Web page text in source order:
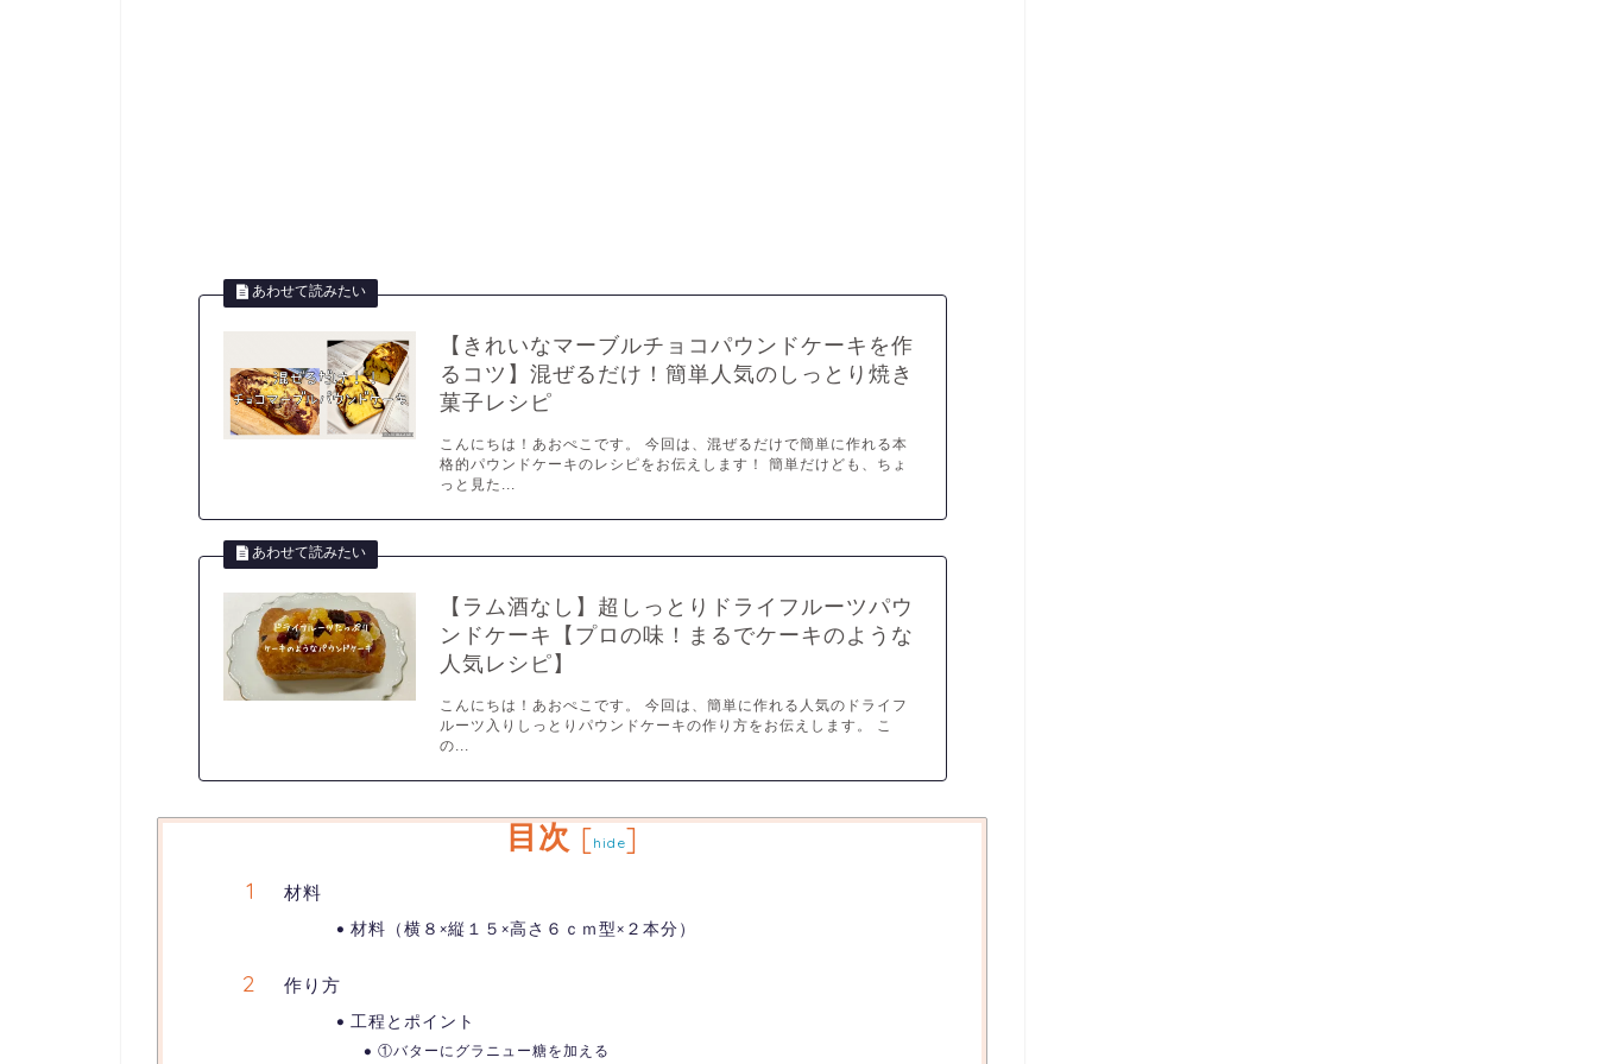
【きれいなマーブルチョコパウンドケーキを作
るコツ】混ぜるだけ！簡単人気のしっとり焼き
菓子レシピ
こんにちは！あおぺこです。 今回は、混ぜるだけで簡単に作れる本
格的パウンドケーキのレシピをお伝えします！ 簡単だけども、ちょ
っと見た...
【ラム酒なし】超しっとりドライフルーツパウ
ンドケーキ【プロの味！まるでケーキのような
人気レシピ】
こんにちは！あおぺこです。 今回は、簡単に作れる人気のドライフ
ルーツ入りしっとりパウンドケーキの作り方をお伝えします。 こ
の...
目次 [hide]
材料
材料（横８×縦１５×高さ６ｃｍ型×２本分）
作り方
工程とポイント
①バターにグラニュー糖を加える